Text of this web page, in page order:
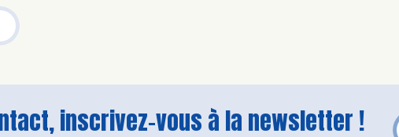
inscrivez-vous à la newsletter !